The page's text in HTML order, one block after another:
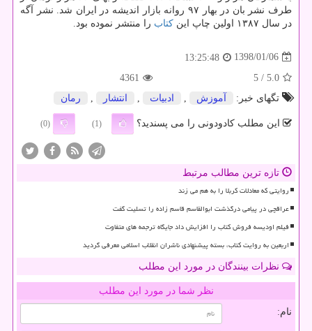
طرف نشر بان در بهار ۹۷ روانه بازار اندیشه در ایران شد. نشر آگه
در سال ۱۳۸۷ اولین چاپ این
كتاب را منتشر نموده بود.
1398/01/06
13:25:48
5.0
/ 5
4361
تگهای خبر:
آموزش ادبیات انتشار رمان
این مطلب کادودونی را می پسندید؟ (1)
(0)
تازه ترین مطالب مرتبط
روایتی که معادلات کربلا را به هم می زند
عراقچی در پیامی درگذشت ابوالقاسم قاسم زاده را تسلیت گفت
فیلم اودیسه فروش کتاب را افزایش داد جایگاه ترجمه های متفاوت
اربعین به روایت کتاب، بسته پیشنهادی ناشران انقلاب اسلامی معرفی گردید
نظرات بینندگان در مورد این مطلب
نظر شما در مورد این مطلب
نام: